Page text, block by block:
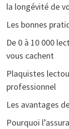
la longévité de
Les bonnes
De 0 à 10 000
vous cachent
Plaquistes
professionnel
Les avantages
Pourquoi